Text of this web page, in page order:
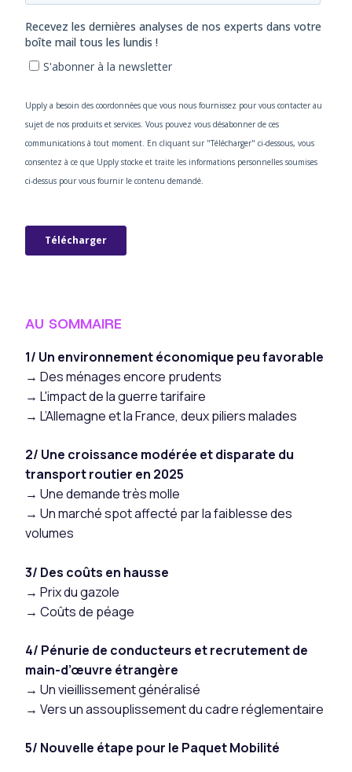
AU SOMMAIRE
1/ Un environnement économique peu favorable
→ Des ménages encore prudents
→ L'impact de la guerre tarifaire
→ L’Allemagne et la France, deux piliers malades
2/ Une croissance modérée et disparate du
transport routier en 2025
→ Une demande très molle
→ Un marché spot affecté par la faiblesse des
volumes
3/ Des coûts en hausse
→ Prix du gazole
→ Coûts de péage
4/ Pénurie de conducteurs et recrutement de
main-d’œuvre étrangère
→ Un vieillissement généralisé
→ Vers un assouplissement du cadre réglementaire
5/ Nouvelle étape pour le Paquet Mobilité